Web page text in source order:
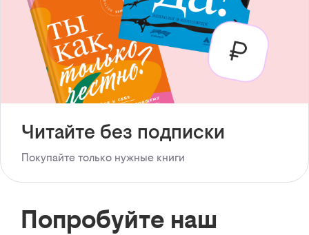
Читайте без подписки
Покупайте только нужные книги
Попробуйте наш